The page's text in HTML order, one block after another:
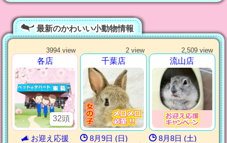
最新のかわいい小動物情報
3994 view
各店
32頭
お迎え応援
2 view
千葉店
8月9日 (日)
2,509 view
流山店
8月8日 (土)